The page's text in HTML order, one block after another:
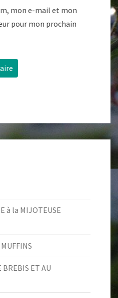
mon e-mail et mon
pour mon prochain
à la MIJOTEUSE
BREBIS ET AU